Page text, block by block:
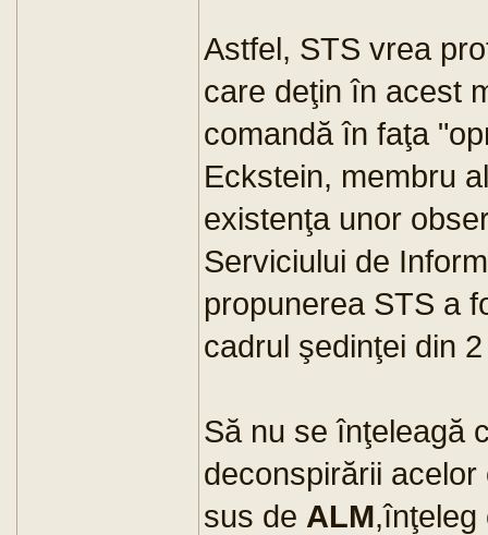
Astfel, STS vrea
care deţin în acest
comandă în faţa
Eckstein, membru
existenţa unor
Serviciului de
propunerea STS a
cadrul şedinţei din
Să nu se înţeleagă
deconspirării
sus de ALM,înţeleg